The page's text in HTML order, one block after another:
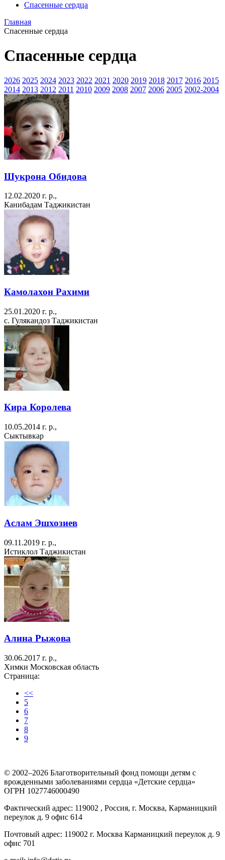
Спасенные сердца
Главная
Спасенные сердца
Спасенные сердца
2026 2025 2024 2023 2022 2021 2020 2019 2018 2017 2016 2015
2014 2013 2012 2011 2010 2009 2008 2007 2006 2005 2002-2004
Шукрона Обидова
12.02.2020 г. р.,
Канибадам Таджикистан
Камолахон Рахими
25.01.2020 г. р.,
с. Гулякандоз Таджикистан
Кира Королева
10.05.2014 г. р.,
Сыктывкар
Аслам Эшхозиев
09.11.2019 г. р.,
Истиклол Таджикистан
Алина Рыжова
30.06.2017 г. р.,
Химки Московская область
Страница:
<<
5
6
7
8
9
© 2002–2026 Благотворительный фонд помощи детям с
врожденными заболеваниями сердца «Детские сердца»
ОГРН 1027746000490
Фактический адрес: 119002 , Россия, г. Москва, Карманицкий
переулок д. 9 офис 614
Почтовый адрес: 119002 г. Москва Карманицкий переулок д. 9
офис 701